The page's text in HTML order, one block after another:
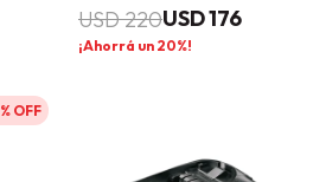
USD176
USD220
20